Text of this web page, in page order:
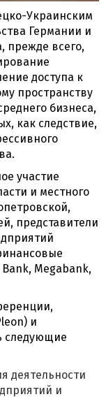
Украинским
Германии и
прежде всего,
доступа к
пространству
бизнеса,
как следствие,
участие
и местного
представители
Megabank,
и
следующие
деятельности
и